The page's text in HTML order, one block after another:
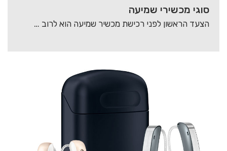
סוגי מכשירי שמיעה
הצעד הראשון לפני רכישת מכשיר שמיעה הוא לרוב הקשה ביותר, רבים מהאנשים הזקוקים למכשיר שמיעה…